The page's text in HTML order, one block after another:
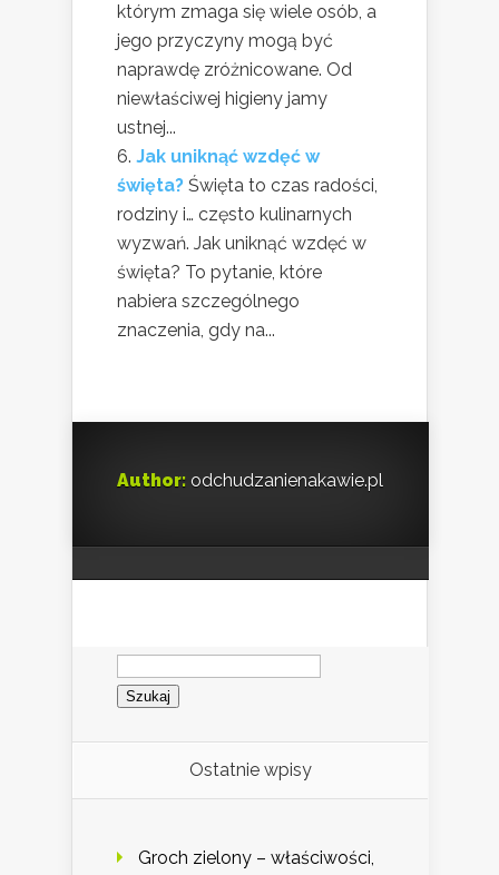
którym zmaga się wiele osób, a
jego przyczyny mogą być
naprawdę zróżnicowane. Od
niewłaściwej higieny jamy
ustnej...
Jak uniknąć wzdęć w
święta? Święta to czas radości,
rodziny i… często kulinarnych
wyzwań. Jak uniknąć wzdęć w
święta? To pytanie, które
nabiera szczególnego
znaczenia, gdy na...
Author: odchudzanienakawie.pl
Szukaj:
Ostatnie wpisy
Groch zielony – właściwości,